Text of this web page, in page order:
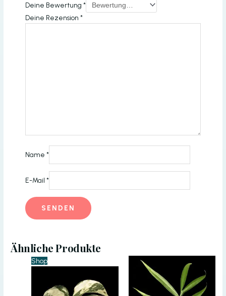
Deine Bewertung*
Deine Rezension*
Name*
E-Mail*
Ähnliche Produkte
Shop